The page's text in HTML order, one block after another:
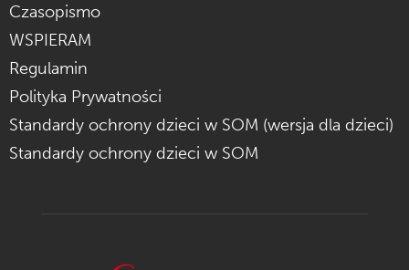
Czasopismo
WSPIERAM
Regulamin
Polityka Prywatności
Standardy ochrony dzieci w SOM (wersja dla dzieci)
Standardy ochrony dzieci w SOM